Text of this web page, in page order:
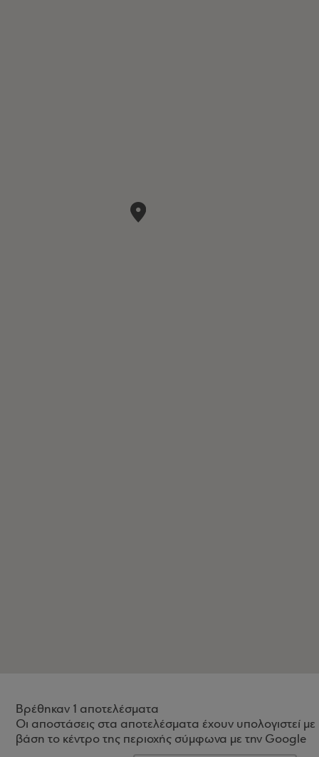
Βρέθηκαν 1 αποτελέσματα
Οι αποστάσεις στα αποτελέσματα έχουν υπολογιστεί με
βάση το κέντρο της περιοχής σύμφωνα με την Google